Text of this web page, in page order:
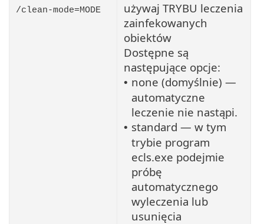
/clean-mode=MODE
używaj TRYBU leczenia
zainfekowanych
obiektów
Dostępne są
następujące opcje:
• none (domyślnie) —
automatyczne
leczenie nie nastąpi.
• standard — w tym
trybie program
ecls.exe podejmie
próbę
automatycznego
wyleczenia lub
usunięcia